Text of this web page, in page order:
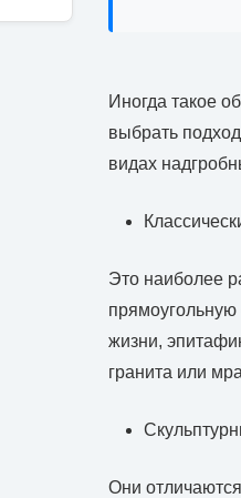
Иногда такое
выбрать
видах
Это наиболее
прямоугольную
жизни,
гранита или
Они